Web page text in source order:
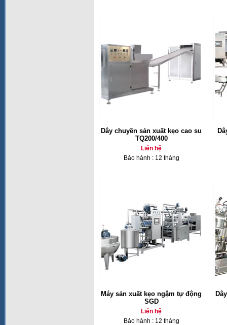
Dây chuyền sản xuất kẹo cao su
TQ200/400
Liên hệ
Bảo hành : 12 tháng
Máy sản xuất kẹo ngậm tự động
SGD
Liên hệ
Bảo hành : 12 tháng